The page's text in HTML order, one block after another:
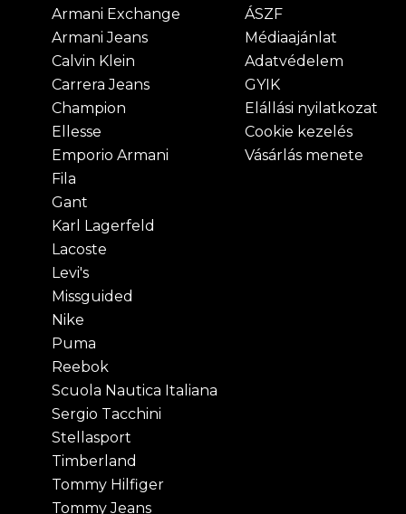
Armani Exchange
Armani Jeans
Calvin Klein
Carrera Jeans
Champion
Ellesse
Emporio Armani
Fila
Gant
Karl Lagerfeld
Lacoste
Levi's
Missguided
Nike
Puma
Reebok
Scuola Nautica Italiana
Sergio Tacchini
Stellasport
Timberland
Tommy Hilfiger
Tommy Jeans
ÁSZF
Médiaajánlat
Adatvédelem
GYIK
Elállási nyilatkozat
Cookie kezelés
Vásárlás menete